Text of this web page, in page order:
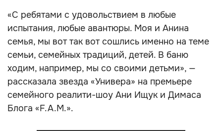
«С ребятами с удовольствием в любые
испытания, любые авантюры. Моя и Анина
семья, мы вот так вот сошлись именно на теме
семьи, семейных традиций, детей. В баню
ходим, например, мы со своими детьми», —
рассказала звезда «Универа» на премьере
семейного реалити-шоу Ани Ищук и Димаса
Блога «F.A.M.».